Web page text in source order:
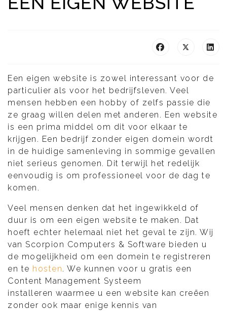
Een eigen website is zowel interessant voor de
particulier als voor het bedrijfsleven. Veel
mensen hebben een hobby of zelfs passie die
ze graag willen delen met anderen. Een website
is een prima middel om dit voor elkaar te
krijgen. Een bedrijf zonder eigen domein wordt
in de huidige samenleving in sommige gevallen
niet serieus genomen. Dit terwijl het redelijk
eenvoudig is om professioneel voor de dag te
komen.
Veel mensen denken dat het ingewikkeld of
duur is om een eigen website te maken. Dat
hoeft echter helemaal niet het geval te zijn. Wij
van Scorpion Computers & Software bieden u
de mogelijkheid om een domein te registreren
en te hosten. We kunnen voor u gratis een
Content Management Systeem
installeren waarmee u een website kan creëen
zonder ook maar enige kennis van